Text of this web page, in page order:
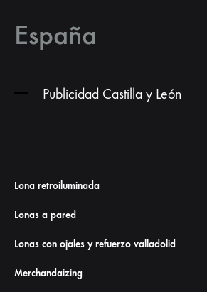
España
Publicidad Castilla y León
Lona retroiluminada
Lonas a pared
Lonas con ojales y refuerzo valladolid
Merchandaizing